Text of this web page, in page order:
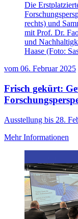
Die
rechts) und
mit Prof. Dr.
und
Haase (Foto:
vom 06. Februar 2025
Frisch gekürt:
Ausstellung bis 28.
Mehr Informationen